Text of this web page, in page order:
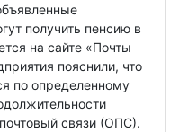
получить пенсию в
на сайте «Почты
пояснили, что
по определенному
связи (ОПС).